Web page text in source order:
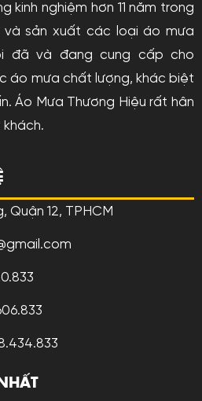
kinh nghiệm hơn 11 năm trong
và sản xuất các loại áo mưa
đã và đang cung cấp cho
áo mưa chất lượng, khác biệt
Áo Mưa Thương Hiệu rất hân
khách.
Quận 12, TPHCM